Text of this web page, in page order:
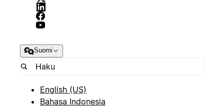
Suomi
English (US)
Bahasa Indonesia